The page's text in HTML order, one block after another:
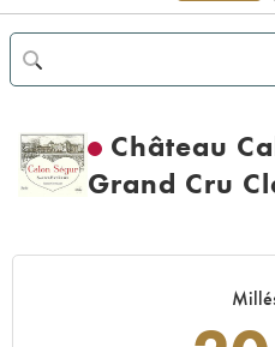
Château
Grand Cru